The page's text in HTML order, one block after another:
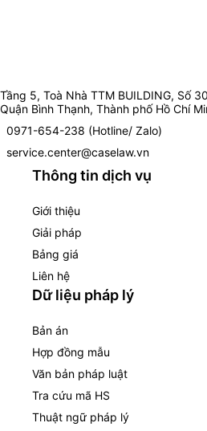
Tầng 5, Toà Nhà TTM BUILDING, Số
Quận Bình Thạnh, Thành phố Hồ Chí
0971-654-238 (Hotline/ Zalo)
service.center@caselaw.vn
Thông tin dịch vụ
Giới thiệu
Giải pháp
Bảng giá
Liên hệ
Dữ liệu pháp lý
Bản án
Hợp đồng mẫu
Văn bản pháp luật
Tra cứu mã HS
Thuật ngữ pháp lý